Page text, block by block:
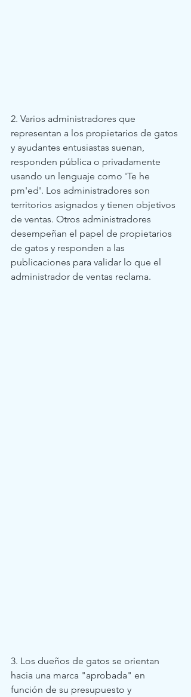
2. Varios administradores que
representan a los propietarios de gatos
y ayudantes entusiastas suenan,
responden pública o privadamente
usando un lenguaje como 'Te he
pm'ed'. Los administradores son
territorios asignados y tienen objetivos
de ventas. Otros administradores
desempeñan el papel de propietarios
de gatos y responden a las
publicaciones para validar lo que el
administrador de ventas reclama.
3. Los dueños de gatos se orientan
hacia una marca "aprobada" en
función de su presupuesto y